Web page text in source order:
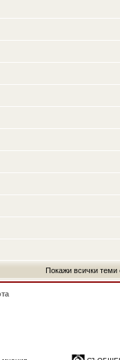
Покажи всички теми